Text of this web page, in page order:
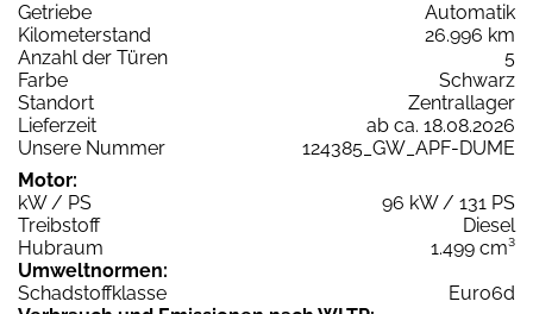
Getriebe
Automatik
Kilometerstand
26.996 km
Anzahl der Türen
5
Farbe
Schwarz
Standort
Zentrallager
Lieferzeit
ab ca. 18.08.2026
Unsere Nummer
124385_GW_APF-DUME
Motor:
kW / PS
96 kW / 131 PS
Treibstoff
Diesel
Hubraum
1.499 cm³
Umweltnormen:
Schadstoffklasse
Euro6d